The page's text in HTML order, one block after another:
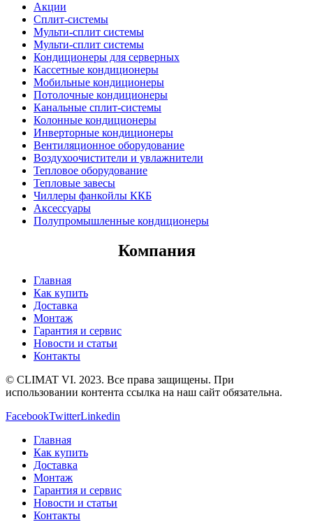
Акции
Сплит-системы
Мульти-сплит системы
Мульти-сплит системы
Кондиционеры для серверных
Кассетные кондиционеры
Мобильные кондиционеры
Потолочные кондиционеры
Канальные сплит-системы
Колонные кондиционеры
Инверторные кондиционеры
Вентиляционное оборудование
Воздухоочистители и увлажнители
Тепловое оборудование
Тепловые завесы
Чиллеры фанкойлы ККБ
Аксессуары
Полупромышленные кондиционеры
Компания
Главная
Как купить
Доставка
Монтаж
Гарантия и сервис
Новости и статьи
Контакты
© CLIMAT VI. 2023. Все права защищены. При
использовании контента ссылка на наш сайт обязательна.
FacebookTwitterLinkedin
Главная
Как купить
Доставка
Монтаж
Гарантия и сервис
Новости и статьи
Контакты